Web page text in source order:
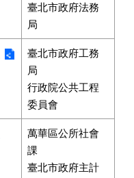
臺北市政府法務
局
臺北市政府工務
局
行政院公共工程
委員會
萬華區公所社會
課
臺北市政府主計